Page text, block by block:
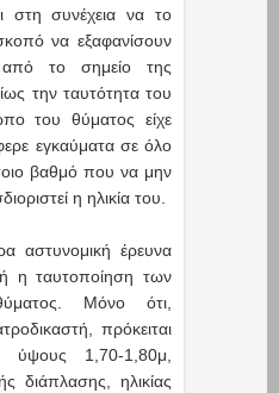
στη συνέχεια να το
να εξαφανίσουν
το σημείο της
την ταυτότητα του
του θύματος είχε
εγκαύματα σε όλο
βαθμό που να μην
η ηλικία του.
αστυνομική έρευνα
η ταυτοποίηση των
Μόνο ότι,
πρόκειται
ύψους 1,70-1,80μ,
διάπλασης, ηλικίας